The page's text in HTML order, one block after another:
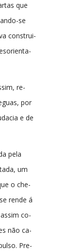
que
se
construi-
re-
por
e de
pela
um
o che-
rende á
co-
não ca-
Pre-